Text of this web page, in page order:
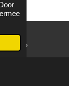
WhatsApp